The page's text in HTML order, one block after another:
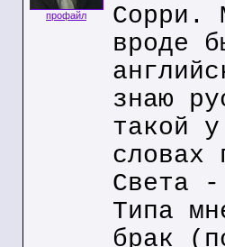
профайл
Сорри.
вроде
знаю
такой
словах
Света -
Типа
брак